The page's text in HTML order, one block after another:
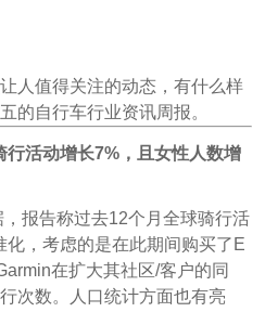
人值得关注的动态，有什么样
的自行车行业资讯周报。
活动增长7%，且女性人数增
报告称过去12个月全球骑行活
，考虑的是在此期间购买了E
在扩大其社区/客户的同
次数。人口统计方面也有亮